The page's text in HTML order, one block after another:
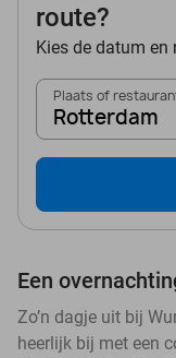
route?
Kies de datum
Plaats of
Rotterdam
Een
Zo’n dagje uit bij
heerlijk bij met een